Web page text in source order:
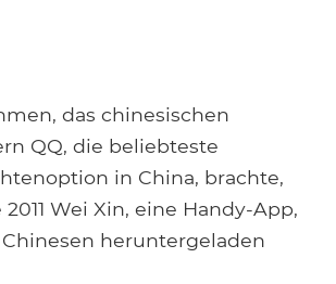
das chinesischen
QQ, die beliebteste
in China, brachte,
Wei Xin, eine Handy-App,
heruntergeladen